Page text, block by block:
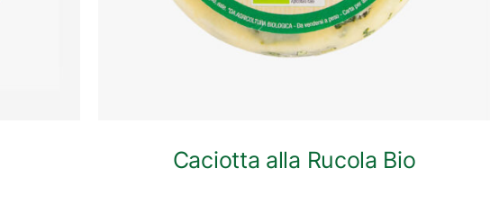
Caciotta alla Rucola Bio